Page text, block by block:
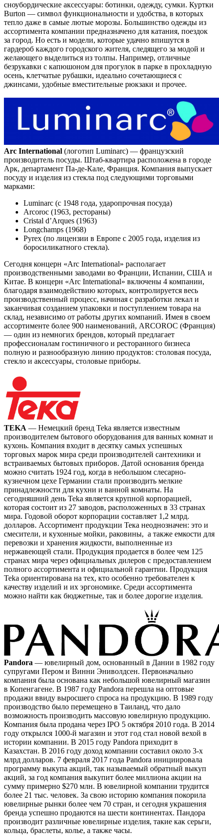
сноубордические аксессуары: ботинки, одежду, сумки. Куртки
Burton — символ функциональности и удобства, в которых
тепло даже в самые лютые морозы. Большинство одежды из
ассортимента компании предназначено для катания, поездок
за город. Но есть и модели, которые удачно впишутся в
гардероб каждого городского жителя, следящего за модой и
желающего выделиться из толпы. Например, отличные
безрукавки с капюшоном для прогулок в парке в прохладную
осень, клетчатые рубашки, идеально сочетающиеся с
джинсами, удобные вместительные рюкзаки и прочее.
Arc International (логотип Luminarc) — французский
производитель посуды. Штаб-квартира расположена в городе
Арк, департамент Па-де-Кале, Франция. Компания выпускает
посуду и изделия из стекла под следующими торговыми
марками:
Luminarc (с 1948 года, ударопрочная посуда)
Arcoroc (1963, рестораны)
Cristal d’Arques (1963)
Longchamps (1968)
Pyrex (по лицензии в Европе с 2005 года, изделия из
боросиликатного стекла).
Сегодня концерн «Arc International» располагает
производственными заводами во Франции, Испании, США и
Китае. В концерн «Arc International» включены 4 компании,
благодаря взаимодействию которых, контролируется весь
производственный процесс, начиная с разработки лекал и
заканчивая созданием упаковки и поступлением товара на
склад, независимо от работы других компаний. Имея в своем
ассортименте более 900 наименований, ARCOROC (Франция)
— один из немногих брендов, который предлагает
профессионалам гостиничного и ресторанного бизнеса
полную и разнообразную линию продуктов: столовая посуда,
стекло и аксессуары, столовые приборы.
TEKA — Немецкий бренд Teka является известным
производителем бытового оборудования для ванных комнат и
кухонь. Компания входит в десятку самых успешных
торговых марок мира среди производителей сантехники и
встраиваемых бытовых приборов. Датой основания бренда
можно считать 1924 год, когда в небольшом слесарно-
кузнечном цехе Германии стали производить мелкие
принадлежности для кухни и ванной комнаты. На
сегодняшний день Teka является крупной корпорацией,
которая состоит из 27 заводов, расположенных в 33 странах
мира. Годовой оборот корпорации составляет 1,2 млрд.
долларов. Ассортимент продукции Тека неоднозначен: это и
смесители, и кухонные мойки, раковины, а также емкости для
перевозки и хранения жидкости, выполненные из
нержавеющей стали. Продукция продается в более чем 125
странах мира через официальных дилеров с предоставлением
полного ассортимента и официальной гарантии. Продукция
Teka ориентирована на тех, кто особенно требователен к
качеству изделий и их эргономике. Среди ассортимента
можно найти как бюджетные, так и более дорогие изделия.
Pandora — ювелирный дом, основанный в Дании в 1982 году
супругами Пером и Винни Эниволдсен. Первоначально
компания была основана как небольшой ювелирный магазин
в Копенгагене. В 1987 году Pandora перешла на оптовые
продажи ввиду выросшего спроса на продукцию. В 1989 году
производство было перемещено в Таиланд, что дало
возможность производить массовую ювелирную продукцию.
Компания была продана через IPO 5 октября 2010 года. В 2014
году открылся 1000-й магазин и этот год стал новой вехой в
истории компании. В 2015 году Pandora приходит в
Казахстан. В 2016 году доход компании составил около 3-х
млрд долларов. 7 февраля 2017 года Pandora инициировала
программу выкупа акций, так называемый обратный выкуп
акций, за год компания выкупит более миллиона акции на
сумму примерно $270 млн. В ювелирной компании трудится
более 21 тыс. человек. За свою историю компания покорила
ювелирные рынки более чем 70 стран, и сегодня украшения
бренда успешно продаются на шести континентах. Пандора
производит различные ювелирные изделия, такие как серьги,
кольца, браслеты, колье, а также часы.